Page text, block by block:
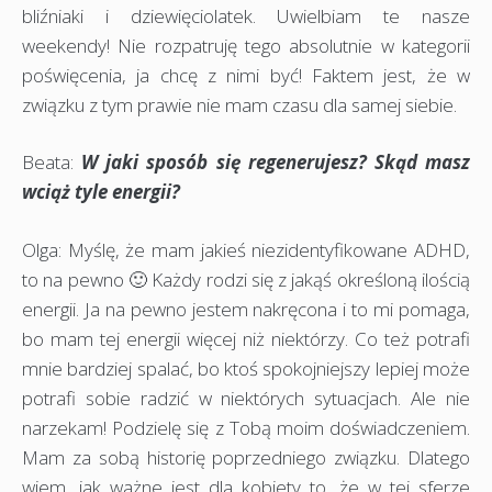
bliźniaki i dziewięciolatek. Uwielbiam te nasze
weekendy! Nie rozpatruję tego absolutnie w kategorii
poświęcenia, ja chcę z nimi być! Faktem jest, że w
związku z tym prawie nie mam czasu dla samej siebie.
Beata: W jaki sposób się regenerujesz? Skąd masz
wciąż tyle energii?
Olga: Myślę, że mam jakieś niezidentyfikowane ADHD,
to na pewno 🙂 Każdy rodzi się z jakąś określoną ilością
energii. Ja na pewno jestem nakręcona i to mi pomaga,
bo mam tej energii więcej niż niektórzy. Co też potrafi
mnie bardziej spalać, bo ktoś spokojniejszy lepiej może
potrafi sobie radzić w niektórych sytuacjach. Ale nie
narzekam! Podzielę się z Tobą moim doświadczeniem.
Mam za sobą historię poprzedniego związku. Dlatego
wiem, jak ważne jest dla kobiety to, że w tej sferze